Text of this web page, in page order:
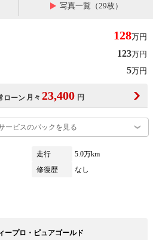
写真一覧（29枚）
128万円
123万円
5万円
ローン 月々 23,400 円
ービスのパックを見る
走行
5.0万km
修復歴
なし
ープロ・ピュアゴールド